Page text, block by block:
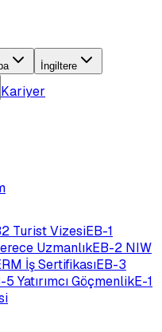
İngiltere
Kariyer
Turist VizesiEB-1
UzmanlıkEB-2 NIW
İş SertifikasıEB-3
5 Yatırımcı GöçmenlikE-1